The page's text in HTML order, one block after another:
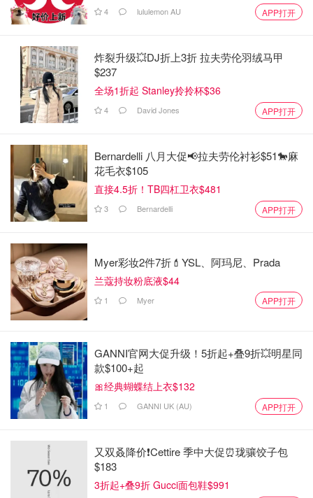
4 lululemon AU APP打开
炸裂升级💥DJ折上3折 拉夫劳伦羽绒马甲
$237
全场1折起 Stanley拎拎杯$36
4 David Jones APP打开
Bernardelli 八月大促📢拉夫劳伦衬衫$51🐎麻
花毛衣$105
直接4.5折！TB四杠卫衣$481
3 Bernardelli APP打开
Myer彩妆2件7折💄YSL、阿玛尼、Prada
兰蔻持妆粉底液$44
1 Myer APP打开
GANNI官网大促升级！5折起+叠9折💥明星同
款$100+起
🎀经典蝴蝶结上衣$132
1 GANNI UK (AU) APP打开
又双叒降价❗️Cettire 季中大促⏰珑骧饺子包
$183
3折起+叠9折 Gucci面包鞋$991